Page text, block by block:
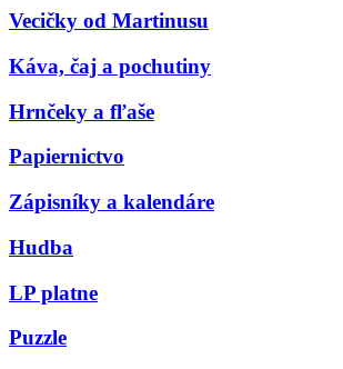
Vecičky od Martinusu
Káva, čaj a pochutiny
Hrnčeky a fľaše
Papiernictvo
Zápisníky a kalendáre
Hudba
LP platne
Puzzle